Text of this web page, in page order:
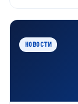
НОВОСТИ